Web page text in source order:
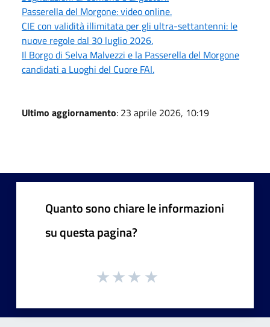
Passerella del Morgone: video online.
CIE con validità illimitata per gli ultra-settantenni: le
nuove regole dal 30 luglio 2026.
Il Borgo di Selva Malvezzi e la Passerella del Morgone
candidati a Luoghi del Cuore FAI.
Ultimo aggiornamento: 23 aprile 2026, 10:19
Quanto sono chiare le informazioni
su questa pagina?